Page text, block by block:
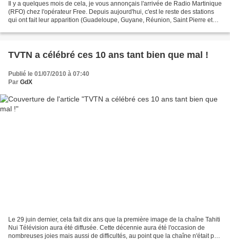
Il y a quelques mois de cela, je vous annonçais l'arrivée de Radio Martinique
(RFO) chez l'opérateur Free. Depuis aujourd'hui, c'est le reste des stations
qui ont fait leur apparition (Guadeloupe, Guyane, Réunion, Saint Pierre et
TVTN a célébré ces 10 ans tant bien que mal !
Publié le 01/07/2010 à 07:40
Par GdX
Le 29 juin dernier, cela fait dix ans que la première image de la chaîne Tahiti
Nui Télévision aura été diffusée. Cette décennie aura été l'occasion de
nombreuses joies mais aussi de difficultés, au point que la chaîne n'était pas